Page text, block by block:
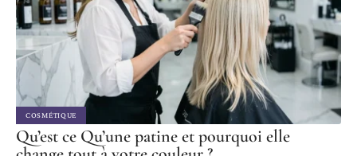
COSMÉTIQUE
Qu’est ce Qu’une patine et pourquoi elle